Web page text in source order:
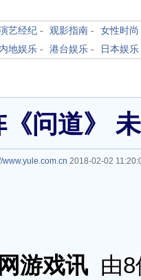
艺经纪 - 观影指南 - 女性时尚
内地娱乐 - 港台娱乐 - 日本娱乐
问道》
www.yule.com.cn 2018-02-02
游戏讯 由8